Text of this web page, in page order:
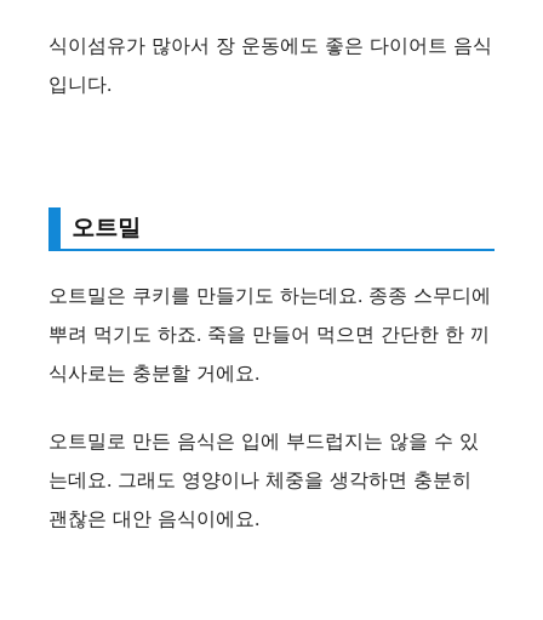
식이섬유가 많아서 장 운동에도 좋은 다이어트 음식
입니다.
오트밀
오트밀은 쿠키를 만들기도 하는데요. 종종 스무디에
뿌려 먹기도 하죠. 죽을 만들어 먹으면 간단한 한 끼
식사로는 충분할 거에요.
오트밀로 만든 음식은 입에 부드럽지는 않을 수 있
는데요. 그래도 영양이나 체중을 생각하면 충분히
괜찮은 대안 음식이에요.